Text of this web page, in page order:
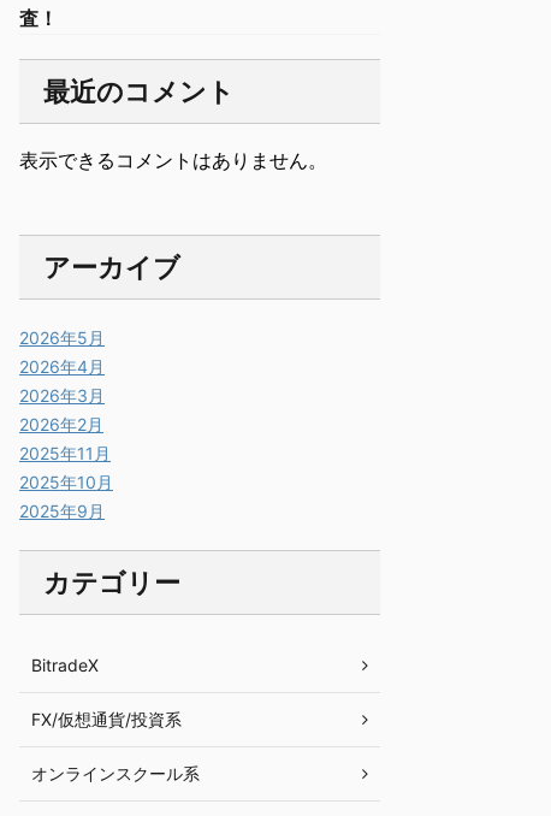
査！
最近のコメント
表示できるコメントはありません。
アーカイブ
2026年5月
2026年4月
2026年3月
2026年2月
2025年11月
2025年10月
2025年9月
カテゴリー
BitradeX
FX/仮想通貨/投資系
オンラインスクール系